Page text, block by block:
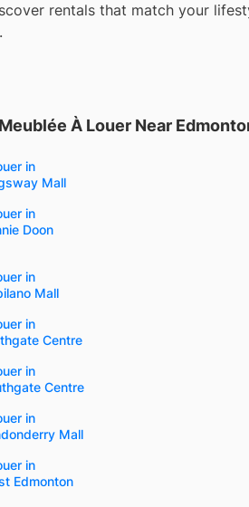
rentals that match your
À Louer Near
in
Mall
in
Doon
in
Mall
in
Centre
in
Centre
in
Mall
in
Edmonton